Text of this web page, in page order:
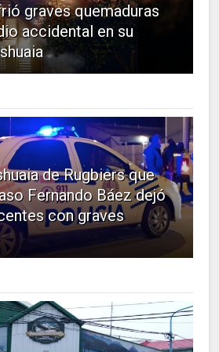
graves quemaduras
accidental en su
de Rugbiers que
Fernando Báez dejó
con graves